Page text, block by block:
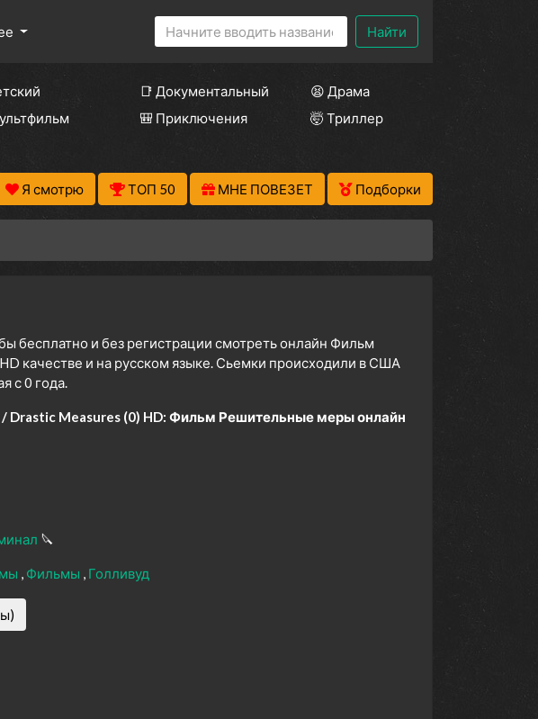
Найти
📑 Документальный
😫 Драма
🎒 Приключения
🤯 Триллер
Я смотрю ТОП 50 МНЕ ПОВЕЗЕТ Подборки
бесплатно и без регистрации смотреть онлайн Фильм
качестве и на русском языке. Сьемки происходили в США
с 0 года.
Measures (0) HD: Фильм Решительные меры онлайн
🔪
Фильмы Голливуд